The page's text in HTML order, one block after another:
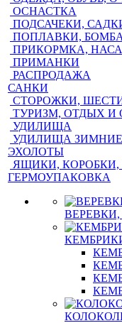
ОСНАСТКА
ПОДСАЧЕКИ,
ПОПЛАВКИ,
ПРИКОРМКА,
ПРИМАНКИ
РАСПРОДАЖА
САНКИ
СТОРОЖКИ,
ТУРИЗМ, ОТДЫХ И
УДИЛИЩА
УДИЛИЩА ЗИМНИЕ
ЭХОЛОТЫ
ЯЩИКИ,
ГЕРМОУПАКОВКА